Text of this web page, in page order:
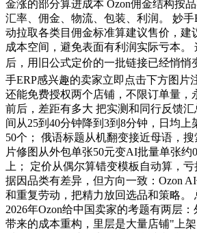
金涨的部分算进成本 Ozon佣金结构按
汇率、佣金、物流、包装、利润。 妙手
动拉取各类目佣金标准算建议售价，建
成本空间，避免表面有利润实际亏本。
后，用旧公式定价的一批链接已经悄悄
手ERP感兴趣的卖家立即点击下方图片
还能免费授权两个店铺，不限订单量，
前后，差距有多大 把实测和同行反馈
间从25到40分钟降到3到8分钟，日均上
50个； 俄语标题从机翻变接近母语，
片修图从外包单张50元变AI批量单张约
上； 定价从偶尔算错变模板自动算，
据因品类有差异，但方向一致：Ozon
和重复劳动，把精力放回选品和策略。
2026年Ozon给中国卖家的考题有两层
带来的成本重构，里层是大量店铺"上